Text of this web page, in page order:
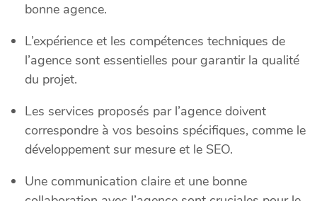
bonne agence.
L’expérience et les compétences techniques de
l’agence sont essentielles pour garantir la qualité
du projet.
Les services proposés par l’agence doivent
correspondre à vos besoins spécifiques, comme le
développement sur mesure et le SEO.
Une communication claire et une bonne